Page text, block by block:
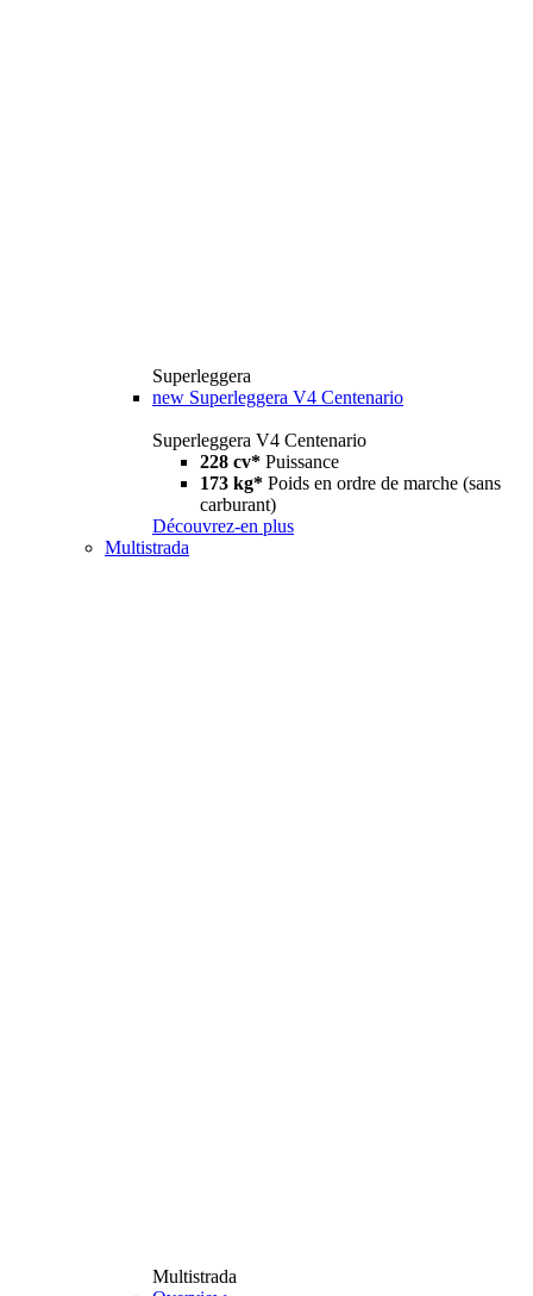
Superleggera
new Superleggera V4 Centenario
Superleggera V4 Centenario
228 cv* Puissance
173 kg* Poids en ordre de marche (sans
carburant)
Découvrez-en plus
Multistrada
Multistrada